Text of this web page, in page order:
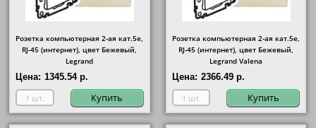
Розетка компьютерная 2-ая кат.5е,
RJ-45 (интернет), цвет Бежевый,
Legrand
Цена: 1345.54 р.
Купить
Розетка компьютерная 2-ая кат.5е,
RJ-45 (интернет), цвет Бежевый,
Legrand Valena
Цена: 2366.49 р.
Купить